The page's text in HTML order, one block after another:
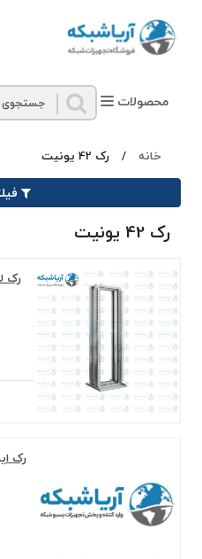
محصولات
خانه / رک 42 یونیت
رک 42 یونیت